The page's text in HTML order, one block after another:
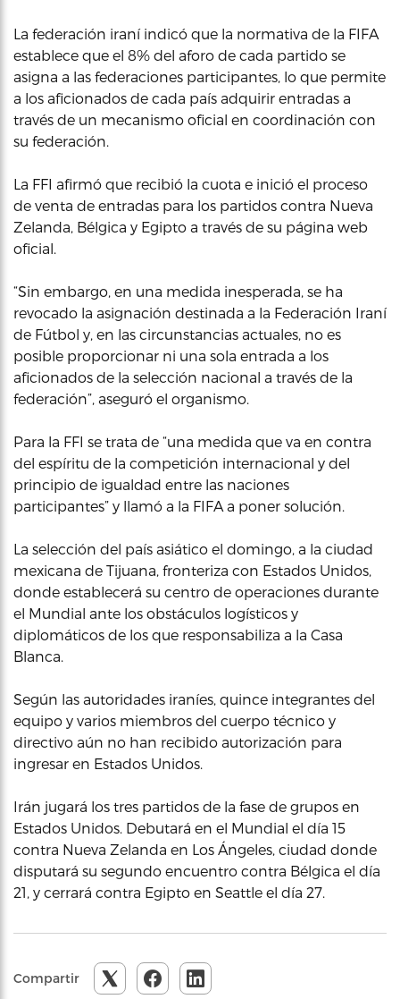
La federación iraní indicó que la normativa de la FIFA
establece que el 8% del aforo de cada partido se
asigna a las federaciones participantes, lo que permite
a los aficionados de cada país adquirir entradas a
través de un mecanismo oficial en coordinación con
su federación.
La FFI afirmó que recibió la cuota e inició el proceso
de venta de entradas para los partidos contra Nueva
Zelanda, Bélgica y Egipto a través de su página web
oficial.
“Sin embargo, en una medida inesperada, se ha
revocado la asignación destinada a la Federación Iraní
de Fútbol y, en las circunstancias actuales, no es
posible proporcionar ni una sola entrada a los
aficionados de la selección nacional a través de la
federación”, aseguró el organismo.
Para la FFI se trata de “una medida que va en contra
del espíritu de la competición internacional y del
principio de igualdad entre las naciones
participantes” y llamó a la FIFA a poner solución.
La selección del país asiático el domingo, a la ciudad
mexicana de Tijuana, fronteriza con Estados Unidos,
donde establecerá su centro de operaciones durante
el Mundial ante los obstáculos logísticos y
diplomáticos de los que responsabiliza a la Casa
Blanca.
Según las autoridades iraníes, quince integrantes del
equipo y varios miembros del cuerpo técnico y
directivo aún no han recibido autorización para
ingresar en Estados Unidos.
Irán jugará los tres partidos de la fase de grupos en
Estados Unidos. Debutará en el Mundial el día 15
contra Nueva Zelanda en Los Ángeles, ciudad donde
disputará su segundo encuentro contra Bélgica el día
21, y cerrará contra Egipto en Seattle el día 27.
Compartir